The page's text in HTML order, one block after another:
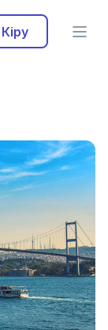
Кіру